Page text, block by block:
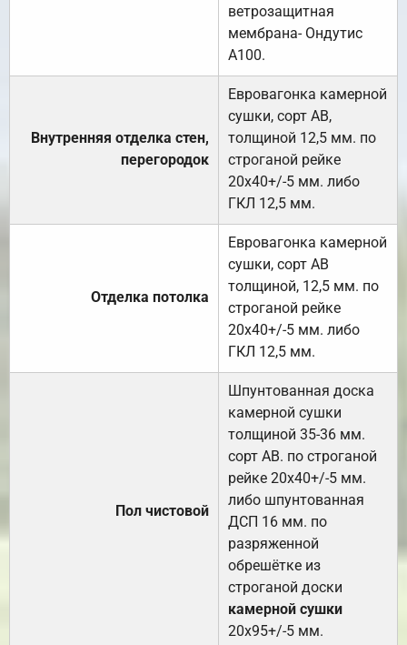
ветрозащитная
мембрана- Ондутис
А100.
Внутренняя отделка стен,
перегородок
Евровагонка камерной
сушки, сорт АВ,
толщиной 12,5 мм. по
строганой рейке
20х40+/-5 мм. либо
ГКЛ 12,5 мм.
Отделка потолка
Евровагонка камерной
сушки, сорт АВ
толщиной, 12,5 мм. по
строганой рейке
20х40+/-5 мм. либо
ГКЛ 12,5 мм.
Пол чистовой
Шпунтованная доска
камерной сушки
толщиной 35-36 мм.
сорт АВ. по строганой
рейке 20х40+/-5 мм.
либо шпунтованная
ДСП 16 мм. по
разряженной
обрешётке из
строганой доски
камерной сушки
20х95+/-5 мм.